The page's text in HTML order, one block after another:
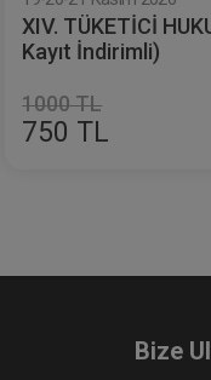
XIV. TÜKETİCİ
Kayıt İndirimli)
1000 TL
750 TL
Bize